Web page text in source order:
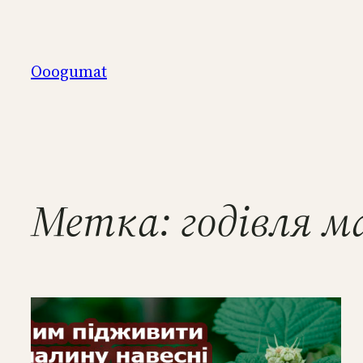
содержимому
Ooogumat
Метка: годівля